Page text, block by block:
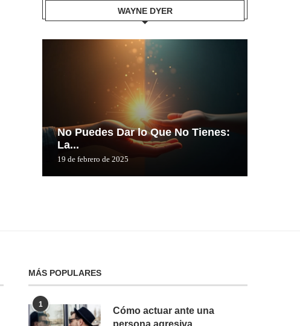
WAYNE DYER
No Puedes Dar lo Que No Tienes:
La...
19 de febrero de 2025
MÁS POPULARES
1
Cómo actuar ante una
persona agresiva